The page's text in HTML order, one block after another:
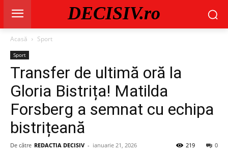
DECISIV.ro
Acasă Sport
Sport
Transfer de ultimă oră la
Gloria Bistrița! Matilda
Forsberg a semnat cu echipa
bistrițeană
De către REDACTIA DECISIV - ianuarie 21, 2026 0
219